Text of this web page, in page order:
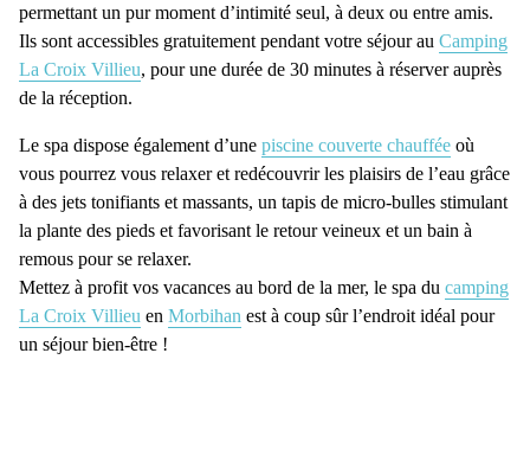
permettant un pur moment d’intimité seul, à deux ou entre amis.
Ils sont accessibles gratuitement pendant votre séjour au Camping
La Croix Villieu, pour une durée de 30 minutes à réserver auprès
de la réception.
Le spa dispose également d’une piscine couverte chauffée où
vous pourrez vous relaxer et redécouvrir les plaisirs de l’eau grâce
à des jets tonifiants et massants, un tapis de micro-bulles stimulant
la plante des pieds et favorisant le retour veineux et un bain à
remous pour se relaxer.
Mettez à profit vos vacances au bord de la mer, le spa du camping
La Croix Villieu en Morbihan est à coup sûr l’endroit idéal pour
un séjour bien-être !